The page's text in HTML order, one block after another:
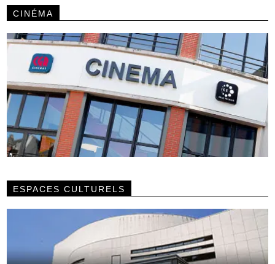
CINÉMA
ESPACES CULTURELS